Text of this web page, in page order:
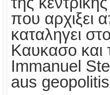
που αρχιξει
καταληγει
Καυκασο και
Immanuel
aus